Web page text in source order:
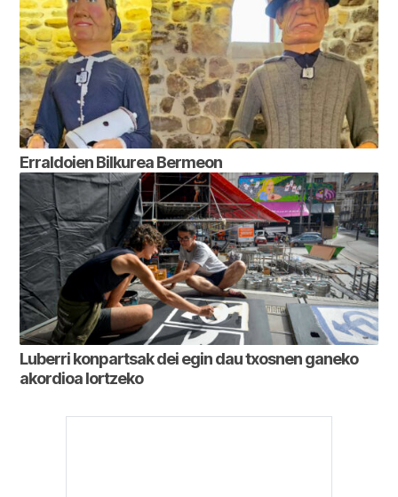
Erraldoien Bilkurea Bermeon
Luberri konpartsak dei egin dau txosnen ganeko
akordioa lortzeko